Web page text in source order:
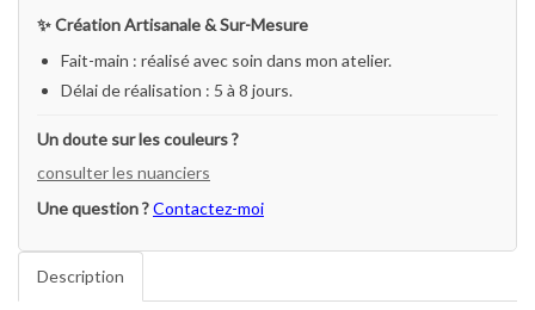
✨ Création Artisanale & Sur-Mesure
Fait-main : réalisé avec soin dans mon atelier.
Délai de réalisation : 5 à 8 jours.
Un doute sur les couleurs ?
consulter les nuanciers
Une question ?Contactez-moi
Description